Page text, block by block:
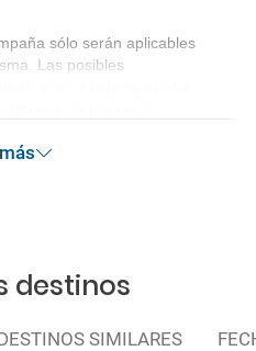
sólo serán aplicables
Las posibles
destinos
SIMILARES